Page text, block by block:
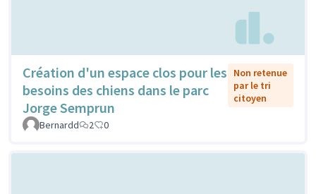
Création d'un espace clos pour les
besoins des chiens dans le parc
Jorge Semprun
Non retenue
par le tri
citoyen
Bernardd 2 0